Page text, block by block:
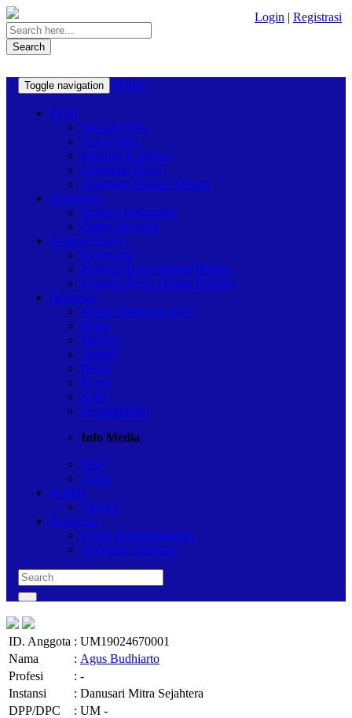
Login | Registrasi
Search
Toggle navigation Home
Profil
Sejarah ISSC
Visi & Misi
Maksud & Tujuan
Anggaran Dasar
Anggaran Rumah Tangga
Organisasi
Struktur Organisasi
Daftar Anggota
Program Kerja
Kerjasama
Program Kerja Jangka Pendek
Program Kerja Jangka Panjang
Informasi
Kolom Pengurus ISSC
Buku
Tabloid
Artikel
Berita
Event
Karir
Pengumuman
Info Media
Foto
Video
Kontak
Alamat
Registrasi
Syarat & Keanggotaan
Registrasi Anggota
ID. Anggota : UM19024670001
Nama
: Agus Budhiarto
Profesi
: -
Instansi
: Danusari Mitra Sejahtera
DPP/DPC
: UM -